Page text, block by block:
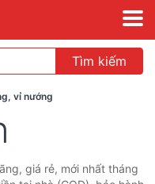
Tìm kiếm
vỉ nướng
giá rẻ, mới nhất tháng